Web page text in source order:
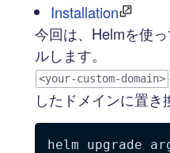
Installation
今回は、Helmを使
ルします。
<your-custom-domain>
したドメインに置き
helm upgrade